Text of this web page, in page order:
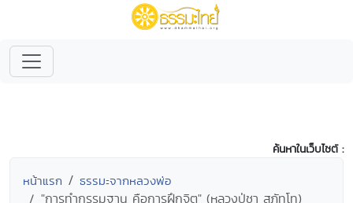
ค้นหาในเว็บไซต์ :
หน้าแรก ธรรมะจากหลวงพ่อ
"การทำกรรมฐาน คือการฝึกจิต" (หลวงปู่ชา สุภัทโท)